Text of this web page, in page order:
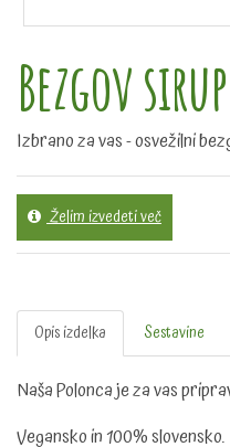
Bezgov sirup
Izbrano za vas - osvežilni
Želim izvedeti več
Opis izdelka Sestavine
Naša Polonca je za vas
Vegansko in 100% slovensko.